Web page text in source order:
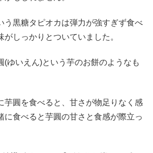
う黒糖タピオカは弾力が強すぎず食べ
しっかりとついていました。
(ゆいえん)という芋のお餅のようなも
芋圓を食べると、甘さが物足りなく感
に食べると芋圓の甘さと食感が際立っ